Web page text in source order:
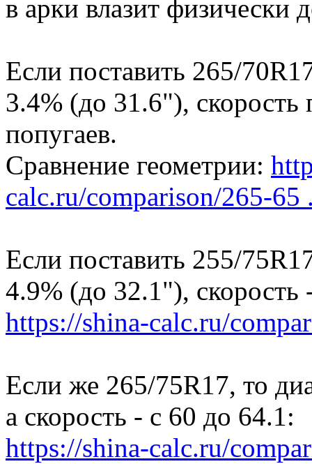
в арки влазит физически
Если поставить 265/
3.4% (до 31.6"),
попугаев.
Сравнение геометрии:
calc.ru/comparison/265-
Если поставить 255/
4.9% (до 32.1"), скорость
https://shina-calc.ru/
Если же 265/75R17, то
а скорость - с 60 до 64.1:
https://shina-calc.ru/